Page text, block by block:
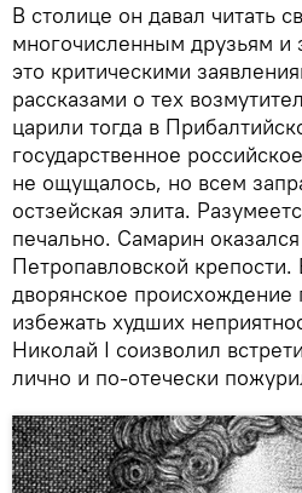
В столице он давал читать
многочисленным друзьям и
это критическими
рассказами о тех
царили тогда в
государственное
не ощущалось, но всем
остзейская элита.
печально. Самарин
Петропавловской крепости.
дворянское происхождение
избежать худших
Николай I соизволил
лично и по-отечески